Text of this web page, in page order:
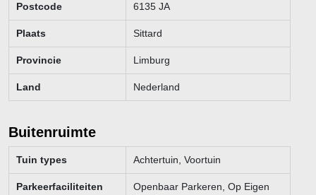
Postcode 6135 JA
Plaats Sittard
Provincie Limburg
Land Nederland
Buitenruimte
Tuin types Achtertuin, Voortuin
Parkeerfaciliteiten
Openbaar Parkeren, Op Eigen